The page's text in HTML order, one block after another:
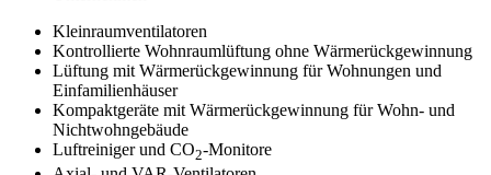
Kleinraumventilatoren
Kontrollierte Wohnraumlüftung ohne Wärmerückgewinnung
Lüftung mit Wärmerückgewinnung für Wohnungen und
Einfamilienhäuser
Kompaktgeräte mit Wärmerückgewinnung für Wohn- und
Nichtwohngebäude
Luftreiniger und CO2-Monitore